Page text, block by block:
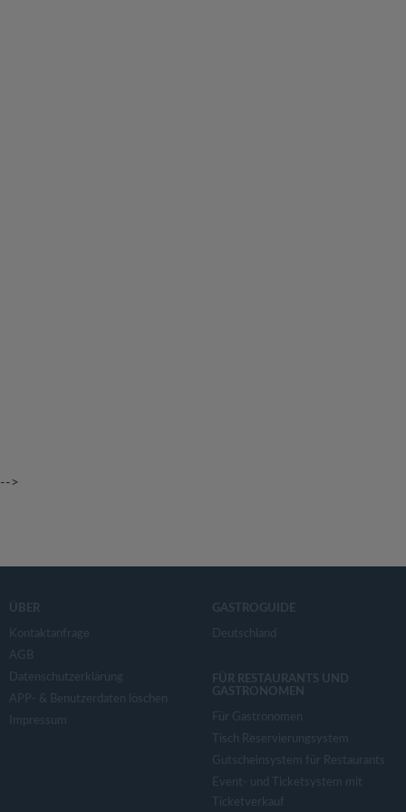
-->
ÜBER
Kontaktanfrage
AGB
Datenschutzerklärung
APP- & Benutzerdaten löschen
Impressum
GASTROGUIDE
Deutschland
FÜR RESTAURANTS UND
GASTRONOMEN
Für Gastronomen
Tisch Reservierungsystem
Gutscheinsystem für Restaurants
Event- und Ticketsystem mit
Ticketverkauf